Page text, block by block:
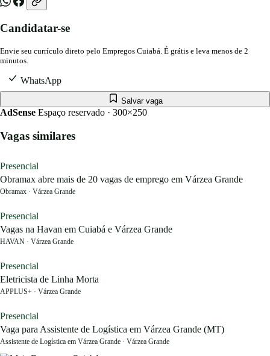
Candidatar-se
Envie seu currículo direto pelo Empregos Cuiabá. É grátis e leva menos de 2
minutos.
WhatsApp
Salvar vaga
AdSense Espaço reservado · 300×250
Vagas similares
Presencial
Obramax abre mais de 20 vagas de emprego em Várzea Grande
Obramax · Várzea Grande
Presencial
Vagas na Havan em Cuiabá e Várzea Grande
HAVAN · Várzea Grande
Presencial
Eletricista de Linha Morta
APPLUS+ · Várzea Grande
Presencial
Vaga para Assistente de Logística em Várzea Grande (MT)
Assistente de Logística em Várzea Grande · Várzea Grande